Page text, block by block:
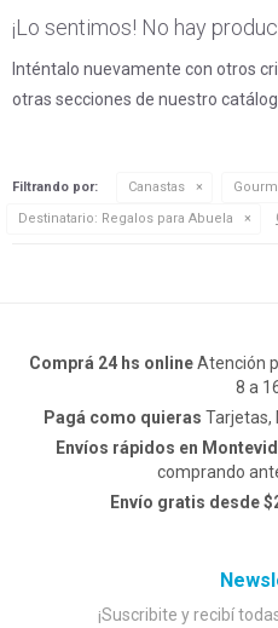
¡Lo sentimos! No hay
Inténtalo nuevamente con otros
otras secciones de nuestro
Filtrando por: Canastas
Destinatario: Regalos para Abuela
Comprá 24 hs onlineAtención
8 a
Pagá como quieras Tarjetas,
Envíos rápidos en
comprando
Envío gratis desde
¡Suscribite y recibí